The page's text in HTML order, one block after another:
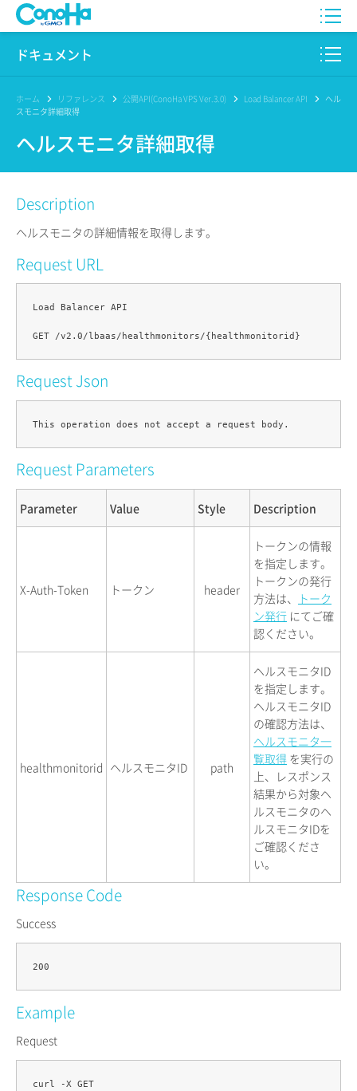
WING
Pencil
サービス一覧
サポート
ドキュメント
このサイトについて
プロダクト
リファレンス
リリースノート
ホーム リファレンス 公開API(ConoHa VPS Ver.3.0) Load Balancer API
ヘル
スモニタ詳細取得
ヘルスモニタ詳細取得
Description
ヘルスモニタの詳細情報を取得します。
Request URL
Load Balancer API
Request Json
Request Parameters
Parameter Value Style Description
X-Auth-Token トークン header
トークンの情報
を指定します。
トークンの発行
方法は、
トーク
ン発行 にてご確
認ください。
healthmonitorid ヘルスモニタID path
ヘルスモニタID
を指定します。
ヘルスモニタID
の確認方法は、
ヘルスモニタ一
覧取得 を実行の
上、レスポンス
結果から対象ヘ
ルスモニタのヘ
ルスモニタIDを
ご確認くださ
い。
Response Code
Success
Example
Request
curl -X GET